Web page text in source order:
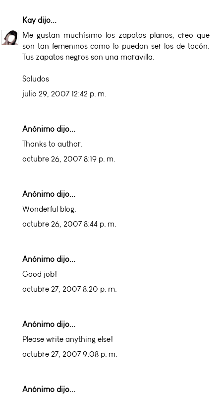
Kaydijo...
Me gustan muchísimo los zapatos planos, creo que
son tan femeninos como lo puedan ser los de tacón.
Tus zapatos negros son una maravilla.
Saludos
julio 29, 2007 12:42 p. m.
Anónimo dijo...
Thanks to author.
octubre 26, 2007 8:19 p. m.
Anónimo dijo...
Wonderful blog.
octubre 26, 2007 8:44 p. m.
Anónimo dijo...
Good job!
octubre 27, 2007 8:20 p. m.
Anónimo dijo...
Please write anything else!
octubre 27, 2007 9:08 p. m.
Anónimo dijo...